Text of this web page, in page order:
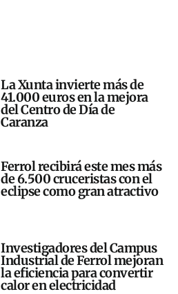
La Xunta invierte más de
41.000 euros en la mejora
del Centro de Día de
Caranza
Ferrol recibirá este mes más
de 6.500 cruceristas con el
eclipse como gran atractivo
Investigadores del Campus
Industrial de Ferrol mejoran
la eficiencia para convertir
calor en electricidad